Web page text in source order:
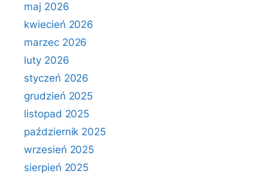
maj 2026
kwiecień 2026
marzec 2026
luty 2026
styczeń 2026
grudzień 2025
listopad 2025
październik 2025
wrzesień 2025
sierpień 2025